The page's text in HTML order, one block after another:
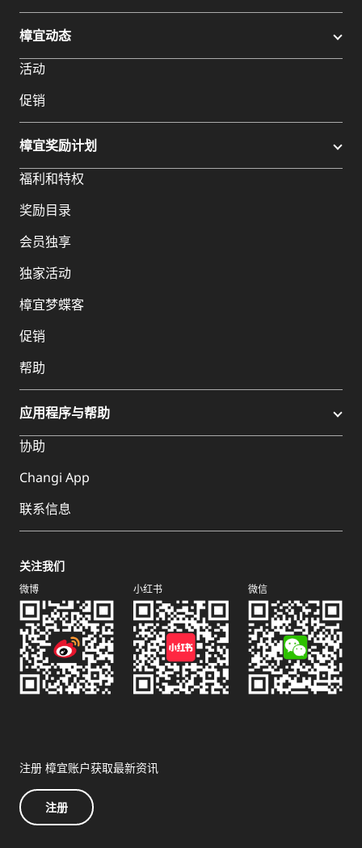
樟宜动态
活动
促销
樟宜奖励计划
福利和特权
奖励目录
会员独享
独家活动
樟宜梦蝶客
促销
帮助
应用程序与帮助
协助
Changi App
联系信息
关注我们
微博 小红书 微信
注册 樟宜账户获取最新资讯
注册